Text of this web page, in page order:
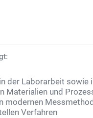
der Laborarbeit sowie
Materialien und
modernen
Verfahren